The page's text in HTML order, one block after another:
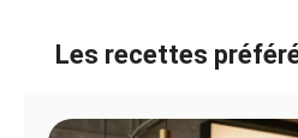
Les recettes